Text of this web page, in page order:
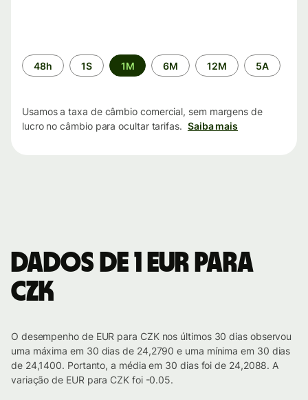
Período
de
48h 1S 1M 6M 12M 5A
Usamos a taxa de câmbio comercial, sem margens de
lucro no câmbio para ocultar tarifas. Saiba mais
Dados de 1 EUR para
CZK
O desempenho de EUR para CZK nos últimos 30 dias observou
uma máxima em 30 dias de 24,2790 e uma mínima em 30 dias
de 24,1400. Portanto, a média em 30 dias foi de 24,2088. A
variação de EUR para CZK foi -0.05.